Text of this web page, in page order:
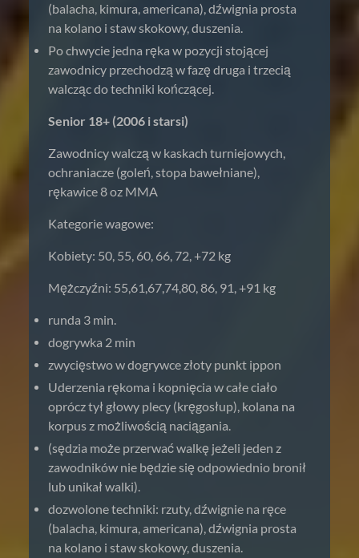
(balacha, kimura, americana), dźwignia prosta
na kolano i staw skokowy, duszenia.
Po chwycie jedna ręka w pozycji stojącej
zawodnicy przechodzą w fazę druga i trzecią
walcząc do techniki kończącej.
Senior 18+ (2006 i starsi)
Zawodnicy walczą w kaskach turniejowych,
ochraniacze (goleń, stopa bawełniane),
rękawice 8 oz MMA
Kategorie wagowe:
Kobiety: 50, 55, 60, 66, 72, +72 kg
Mężczyźni: 55,61,67,74,80, 86, 91, +91 kg
runda 3 min.
dogrywka 2 min
zwycięstwo w dogrywce złoty punkt ippon
Uderzenia rękoma i kopnięcia w całe ciało
oprócz tył głowy plecy (kręgosłup), kolana na
korpus z możliwością naciągania.
(sędzia może przerwać walkę jeżeli jeden z
zawodników nie będzie się odpowiednio bronił
lub unikał walki).
dozwolone techniki: rzuty, dźwignie na ręce
(balacha, kimura, americana), dźwignia prosta
na kolano i staw skokowy, duszenia.